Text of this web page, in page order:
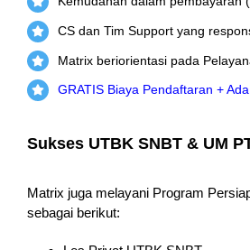
CS dan Tim Support yang
Matrix beriorientasi pada
GRATIS Biaya Pendaftaran +
Sukses UTBK SNBT & UM
Matrix juga melayani Program
sebagai berikut: